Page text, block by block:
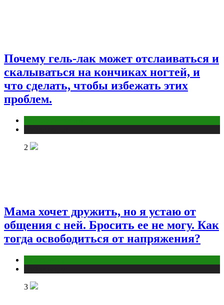
Почему гель-лак может отслаиваться и
скалываться на кончиках ногтей, и
что сделать, чтобы избежать этих
проблем.
2
Мама хочет дружить, но я устаю от
общения с ней. Бросить ее не могу. Как
тогда освободиться от напряжения?
3